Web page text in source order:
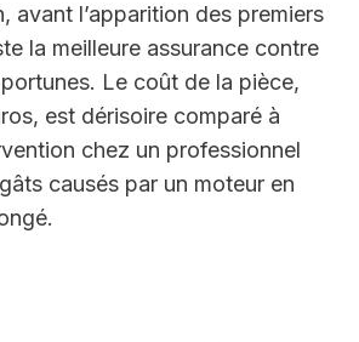
avant l’apparition des premiers
la meilleure assurance contre
Le coût de la pièce,
est dérisoire comparé à
chez un professionnel
causés par un moteur en